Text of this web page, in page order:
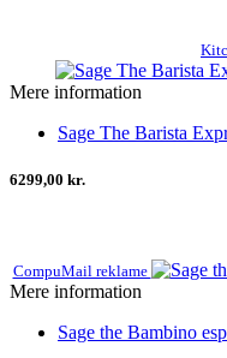
Mere information
Sage The Barista
6299,00 kr.
CompuMail reklame
Mere information
Sage the Bambino